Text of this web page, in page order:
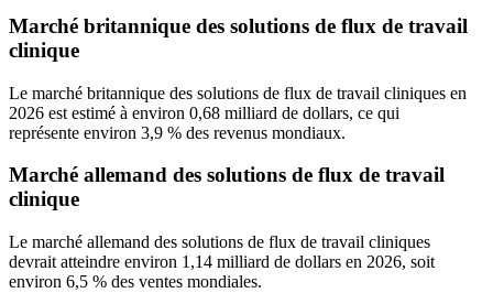
Marché britannique des solutions de flux de travail
clinique
Le marché britannique des solutions de flux de travail cliniques en
2026 est estimé à environ 0,68 milliard de dollars, ce qui
représente environ 3,9 % des revenus mondiaux.
Marché allemand des solutions de flux de travail
clinique
Le marché allemand des solutions de flux de travail cliniques
devrait atteindre environ 1,14 milliard de dollars en 2026, soit
environ 6,5 % des ventes mondiales.